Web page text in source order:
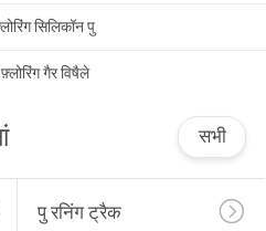
सिलिकॉन पु
गैर विषैले
सभी
पु रनिंग ट्रैक